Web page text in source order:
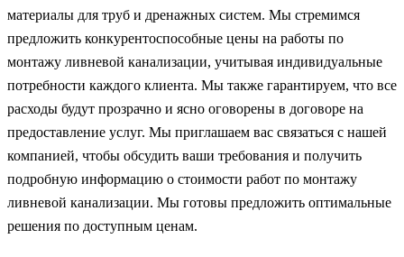
материалы для труб и дренажных систем. Мы стремимся
предложить конкурентоспособные цены на работы по
монтажу ливневой канализации, учитывая индивидуальные
потребности каждого клиента. Мы также гарантируем, что все
расходы будут прозрачно и ясно оговорены в договоре на
предоставление услуг. Мы приглашаем вас связаться с нашей
компанией, чтобы обсудить ваши требования и получить
подробную информацию о стоимости работ по монтажу
ливневой канализации. Мы готовы предложить оптимальные
решения по доступным ценам.